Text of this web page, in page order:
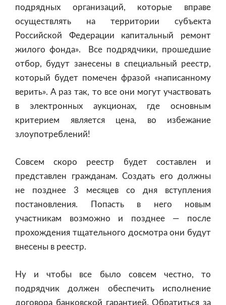
подрядных организаций, которые вправе
осуществлять на территории субъекта
Российской Федерации капитальный ремонт
жилого фонда». Все подрядчики, прошедшие
отбор, будут занесены в специальный реестр,
который будет помечен фразой «написанному
верить». А раз так, то все они могут участвовать
в электронных аукционах, где основным
критерием является цена, во избежание
злоупотреблений!
Совсем скоро реестр будет составлен и
представлен гражданам. Создать его должны
не позднее 3 месяцев со дня вступления
постановления. Попасть в него новым
участникам возможно и позднее — после
прохождения тщательного досмотра они будут
внесены в реестр.
Ну и чтобы все было совсем честно, то
подрядчик должен обеспечить исполнение
договора банковской гарантией. Обратиться за